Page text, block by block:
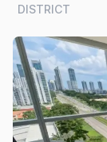
DISTRICT